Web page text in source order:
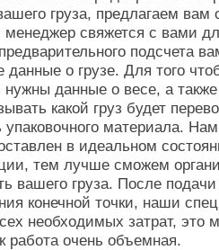
груза, предлагаем вам
свяжется с вами
подсчета
данные о грузе. Для того
нужны данные о весе, а
какой груз будет
упаковочного материала.
в идеальном
тем лучше сможем
вашего груза. После
конечной точки, наши
необходимых затрат, это
работа очень объемная.